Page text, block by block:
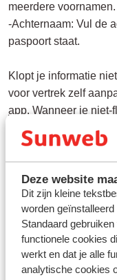
Deze website
Dit zijn kleine
worden
Standaard
functionele cookies
werkt en dat je alle
analytische cookies
meerdere voornamen.
-Achternaam: Vul de
paspoort staat.
Klopt je informatie
voor vertrek zelf
app. Wanneer je
de wijziging eerst
worden. Als dit het
op om de kosten
Voor een uitleg